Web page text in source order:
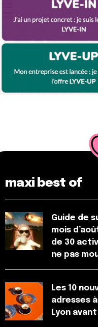
maxi best of
Guide de
mois
de 30
ne pas
Les 10
adresses
Lyon